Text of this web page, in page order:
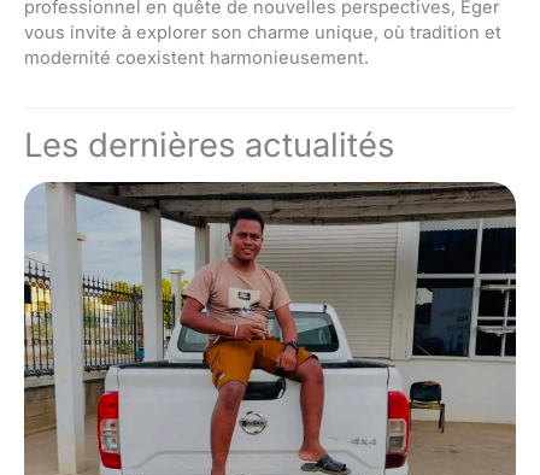
professionnel en quête de nouvelles perspectives, Eger
vous invite à explorer son charme unique, où tradition et
modernité coexistent harmonieusement.
Les dernières actualités